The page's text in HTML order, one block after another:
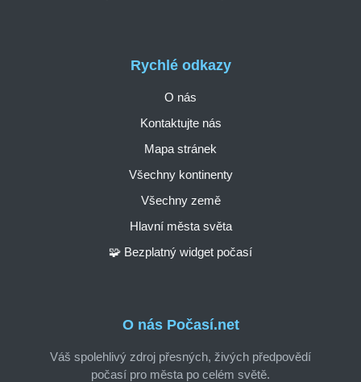
O nás Počasí.net
Váš spolehlivý zdroj přesných, živých předpovědí
počasí pro města po celém světě.
Rychlé odkazy
O nás
Kontaktujte nás
Mapa stránek
Všechny kontinenty
Všechny země
Hlavní města světa
🧩 Bezplatný widget počasí